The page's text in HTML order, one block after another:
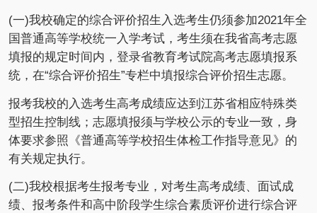
(一)我校确定的综合评价招生入选考生仍须参加2021年全
国普通高等学校统一入学考试，考生须在我省高考志愿
填报的规定时间内，登录省教育考试院高考志愿填报系
统，在“综合评价招生”专栏中填报综合评价招生志愿。
报考我校的入选考生高考成绩应达到江苏省相应特殊类
型招生控制线；志愿填报须与学校公示的专业一致，身
体要求参照《普通高等学校招生体检工作指导意见》的
有关规定执行。
(二)我校根据考生报考专业，对考生高考成绩、面试成
绩、报考条件和高中阶段学生综合素质评价进行综合评